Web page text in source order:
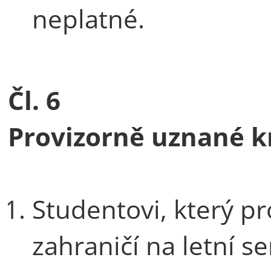
neplatné.
Čl. 6
Provizorně uznané
Studentovi, který
zahraničí na letní